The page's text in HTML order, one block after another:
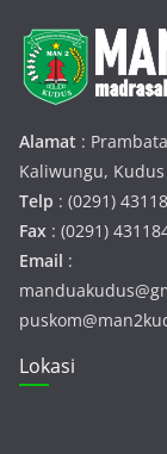
Alamat :
Kaliwungu, Kudus
Telp : (0291)
Fax : (0291)
Email :
Lokasi